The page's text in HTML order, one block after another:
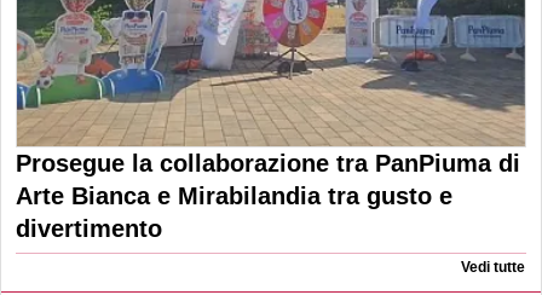
Prosegue la collaborazione tra PanPiuma di
Arte Bianca e Mirabilandia tra gusto e
divertimento
Vedi tutte